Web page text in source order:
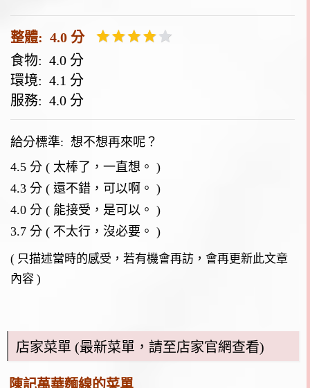
整體: 4.0 分
食物: 4.0 分
環境: 4.1 分
服務: 4.0 分
給分標準: 想不想再來呢？
4.5 分 ( 太棒了，一直想。 )
4.3 分 ( 還不錯，可以啊。 )
4.0 分 ( 能接受，是可以。 )
3.7 分 ( 不太行，沒必要。 )
( 只描述當時的感受，若有機會再訪，會再更新此文章
內容 )
店家菜單 (最新菜單，請至店家官網查看)
陳記萬華麵線的菜單